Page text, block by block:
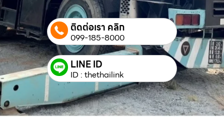
ติดต่อเรา คลิก
099-185-8000
LINE ID
ID : thethailink